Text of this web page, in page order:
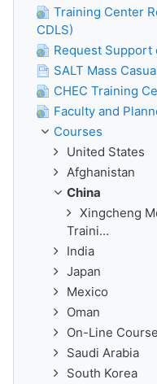
Training Center
CDLS)
Request Support
SALT Mass
CHEC Training
Faculty and
Courses
United States
Afghanistan
China
Xingcheng
Traini...
India
Japan
Mexico
Oman
On-Line
Saudi Arabia
South Korea